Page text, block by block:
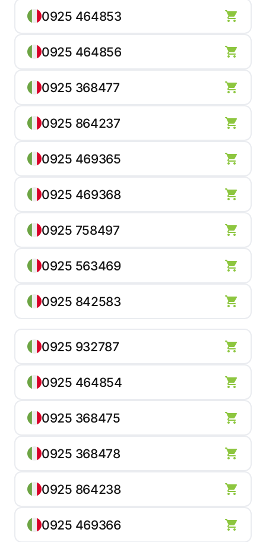
0925 464853
0925 464856
0925 368477
0925 864237
0925 469365
0925 469368
0925 758497
0925 563469
0925 842583
0925 932787
0925 464854
0925 368475
0925 368478
0925 864238
0925 469366